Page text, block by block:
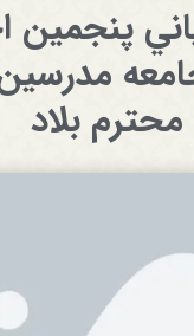
پنجمين
محترم بلاد